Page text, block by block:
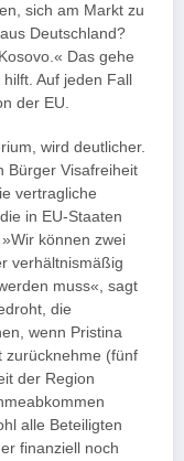
sich am Markt zu
Deutschland?
Das gehe
Auf jeden Fall
der EU.
wird deutlicher.
Bürger Visafreiheit
vertragliche
in EU-Staaten
können zwei
verhältnismäßig
muss«, sagt
die
wenn Pristina
zurücknehme (fünf
der Region
alle Beteiligten
finanziell noch